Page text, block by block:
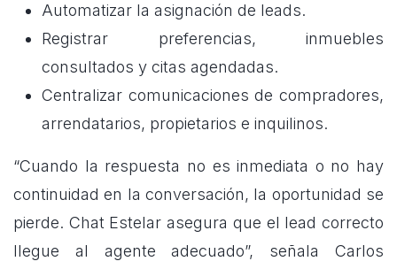
Automatizar la asignación de leads.
Registrar preferencias, inmuebles
consultados y citas agendadas.
Centralizar comunicaciones de compradores,
arrendatarios, propietarios e inquilinos.
“Cuando la respuesta no es inmediata o no hay
continuidad en la conversación, la oportunidad se
pierde. Chat Estelar asegura que el lead correcto
llegue al agente adecuado”, señala Carlos